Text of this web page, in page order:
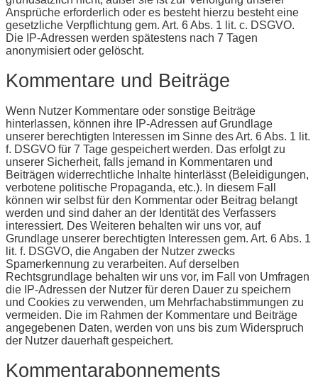
Ansprüche erforderlich oder es besteht hierzu besteht eine
gesetzliche Verpflichtung gem. Art. 6 Abs. 1 lit. c. DSGVO.
Die IP-Adressen werden spätestens nach 7 Tagen
anonymisiert oder gelöscht.
Kommentare und Beiträge
Wenn Nutzer Kommentare oder sonstige Beiträge
hinterlassen, können ihre IP-Adressen auf Grundlage
unserer berechtigten Interessen im Sinne des Art. 6 Abs. 1 lit.
f. DSGVO für 7 Tage gespeichert werden. Das erfolgt zu
unserer Sicherheit, falls jemand in Kommentaren und
Beiträgen widerrechtliche Inhalte hinterlässt (Beleidigungen,
verbotene politische Propaganda, etc.). In diesem Fall
können wir selbst für den Kommentar oder Beitrag belangt
werden und sind daher an der Identität des Verfassers
interessiert. Des Weiteren behalten wir uns vor, auf
Grundlage unserer berechtigten Interessen gem. Art. 6 Abs. 1
lit. f. DSGVO, die Angaben der Nutzer zwecks
Spamerkennung zu verarbeiten. Auf derselben
Rechtsgrundlage behalten wir uns vor, im Fall von Umfragen
die IP-Adressen der Nutzer für deren Dauer zu speichern
und Cookies zu verwenden, um Mehrfachabstimmungen zu
vermeiden. Die im Rahmen der Kommentare und Beiträge
angegebenen Daten, werden von uns bis zum Widerspruch
der Nutzer dauerhaft gespeichert.
Kommentarabonnements